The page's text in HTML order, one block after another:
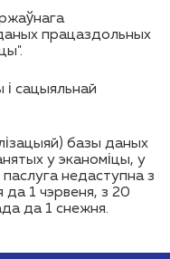
працаздольных
і сацыяльнай
базы даных
у эканоміцы, у
недаступназ
да 1 чэрвеня, з 20
да 1 снежня.